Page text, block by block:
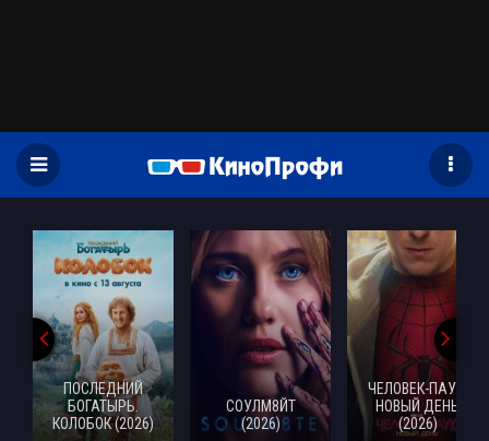
ПОСЛЕДНИЙ
БОГАТЫРЬ.
КОЛОБОК (2026)
СОУЛМ8ЙТ
(2026)
ЧЕЛОВЕК-ПАУК:
НОВЫЙ ДЕНЬ
(2026)